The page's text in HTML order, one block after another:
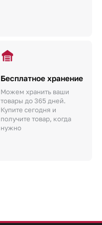
Бесплатное хранение
Можем хранить ваши
товары до 365 дней.
Купите сегодня и
получите товар, когда
нужно